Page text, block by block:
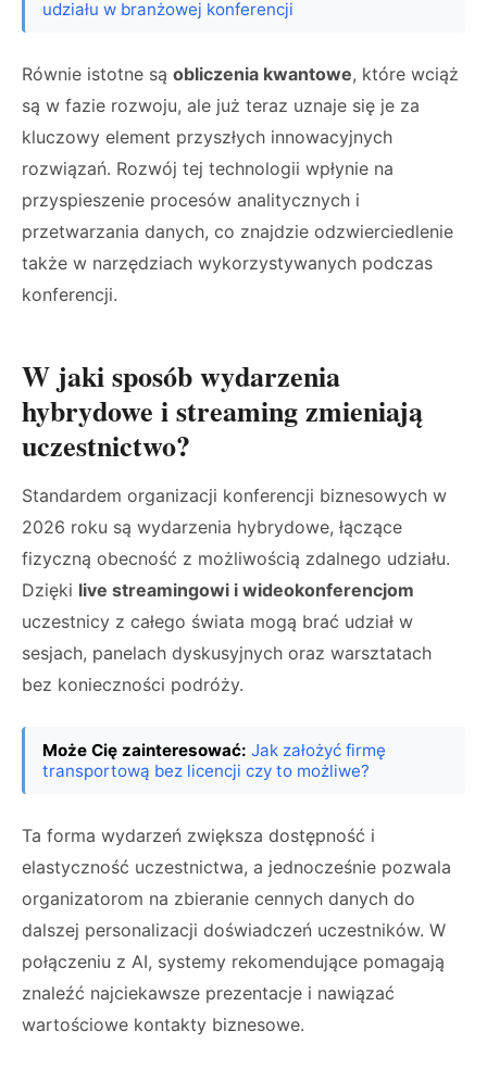
udziału w branżowej konferencji
Równie istotne są obliczenia kwantowe, które wciąż
są w fazie rozwoju, ale już teraz uznaje się je za
kluczowy element przyszłych innowacyjnych
rozwiązań. Rozwój tej technologii wpłynie na
przyspieszenie procesów analitycznych i
przetwarzania danych, co znajdzie odzwierciedlenie
także w narzędziach wykorzystywanych podczas
konferencji.
W jaki sposób wydarzenia
hybrydowe i streaming zmieniają
uczestnictwo?
Standardem organizacji konferencji biznesowych w
2026 roku są wydarzenia hybrydowe, łączące
fizyczną obecność z możliwością zdalnego udziału.
Dzięki live streamingowi i wideokonferencjom
uczestnicy z całego świata mogą brać udział w
sesjach, panelach dyskusyjnych oraz warsztatach
bez konieczności podróży.
Może Cię zainteresować: Jak założyć firmę
transportową bez licencji czy to możliwe?
Ta forma wydarzeń zwiększa dostępność i
elastyczność uczestnictwa, a jednocześnie pozwala
organizatorom na zbieranie cennych danych do
dalszej personalizacji doświadczeń uczestników. W
połączeniu z AI, systemy rekomendujące pomagają
znaleźć najciekawsze prezentacje i nawiązać
wartościowe kontakty biznesowe.